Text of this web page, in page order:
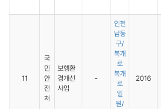
11
국
민
안
전
처
보행환
경개선
사업
-
인천
남동
구/
복개
로
복개
로
일
원/
2016